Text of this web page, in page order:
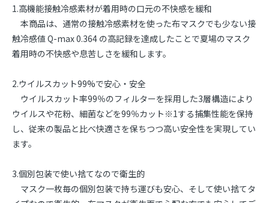
1.高機能接触冷感素材が着用時の口元の不快感を緩和
本商品は、通常の接触冷感素材を使った布マスクでも少ない接
触冷感値 Q-max 0.364 の高記録を達成したことで夏場のマスク
着用時の不快感や息苦しさを緩和します。
2.ウイルスカット99%で安心・安全
ウイルスカット率99％のフィルターを採用した3層構造により
ウイルスや花粉、細菌などを99％カット※1する捕集性能を保持
し、従来の製品と比べ快適さを保ちつつ高い安全性を実現してい
ます。
3.個別包装で使い捨てなので衛生的
マスク一枚毎の個別包装で持ち運びも安心、そして使い捨てタ